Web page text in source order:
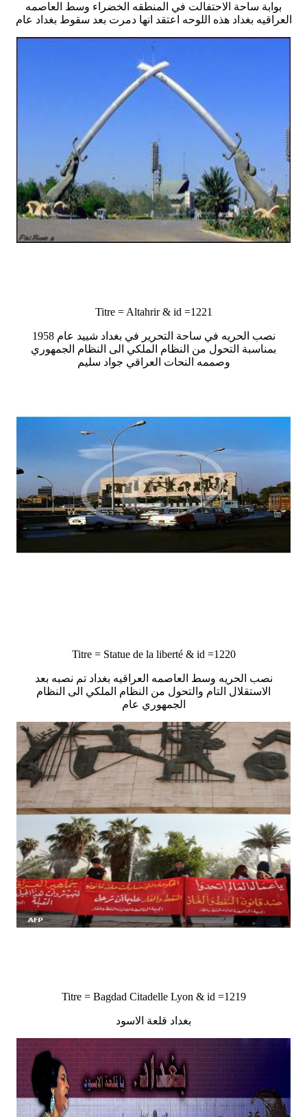
بوابة ساحة الاحتفالت في المنطقه الخضراء وسط العاصمه
العراقيه بغداد هذه اللوحه اعتقد انها دمرت بعد سقوط بغداد عام
Titre = Altahrir & id =1221
نصب الحريه في ساحة التحرير في بغداد شييد عام 1958
بمناسبة التحول من النظام الملكي الى النظام الجمهوري
وصممه النحات العراقي جواد سليم
Titre = Statue de la liberté & id =1220
نصب الحريه وسط العاصمه العراقيه بغداد تم نصبه بعد
الاستقلال التام والتحول من النظام الملكي الى النظام
الجمهوري عام
Titre = Bagdad Citadelle Lyon & id =1219
بغداد قلعة الاسود